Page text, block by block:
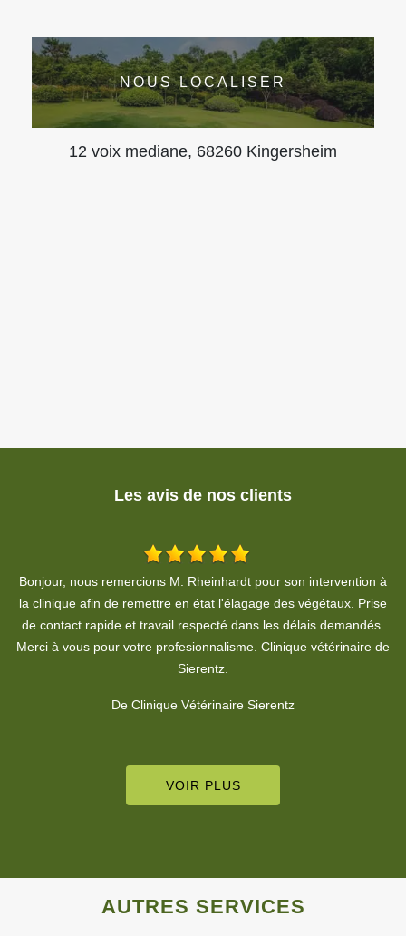
NOUS LOCALISER
12 voix mediane, 68260 Kingersheim
Les avis de nos clients
Travail soigné, propre et très rapide pour la taille de ma haie. Un
vrai professionnel que je recommande vivement pour son sérieux
!
De Caroline Buscot
VOIR PLUS
AUTRES SERVICES